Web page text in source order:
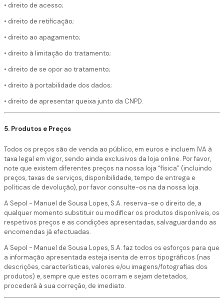
• direito de acesso;
• direito de retificação;
• direito ao apagamento;
• direito à limitação do tratamento;
• direito de se opor ao tratamento;
• direito à portabilidade dos dados;
• direito de apresentar queixa junto da CNPD.
5. Produtos e Preços
Todos os preços são de venda ao público, em euros e incluem IVA à
taxa legal em vigor, sendo ainda exclusivos da loja online. Por favor,
note que existem diferentes preços na nossa loja “física” (incluindo
preços, taxas de serviços, disponibilidade, tempo de entrega e
políticas de devolução), por favor consulte-os na da nossa loja.
A Sepol - Manuel de Sousa Lopes, S.A. reserva-se o direito de, a
qualquer momento substituir ou modificar os produtos disponíveis, os
respetivos preços e as condições apresentadas, salvaguardando as
encomendas já efectuadas.
A Sepol - Manuel de Sousa Lopes, S.A. faz todos os esforços para que
a informação apresentada esteja isenta de erros tipográficos (nas
descrições, características, valores e/ou imagens/fotografias dos
produtos) e, sempre que estes ocorram e sejam detetados,
procederá à sua correção, de imediato.